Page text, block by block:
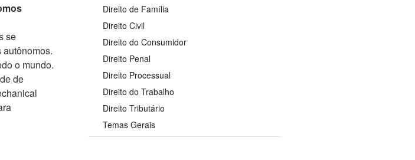
se
o mundo.
de
Direito de Família
Direito Civil
Direito do Consumidor
Direito Penal
Direito Processual
Direito do Trabalho
Direito Tributário
Temas Gerais